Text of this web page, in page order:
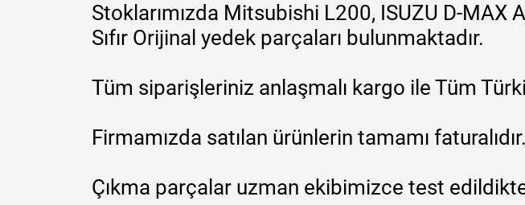
Stoklarımızda Mitsubishi L200, ISUZU D-MAX
Sıfır Orijinal yedek parçaları bulunmaktadır.
Tüm siparişleriniz anlaşmalı kargo ile Tüm
Firmamızda satılan ürünlerin tamamı faturalıdır.
Çıkma parçalar uzman ekibimizce test